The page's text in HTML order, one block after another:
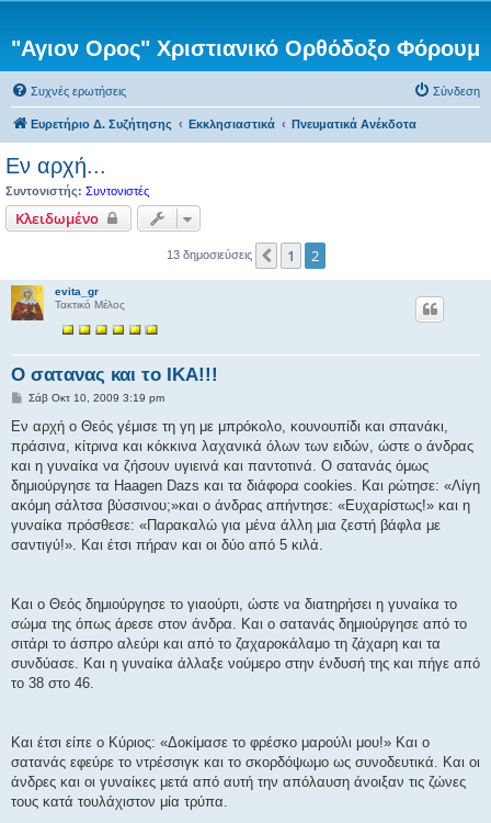
"Αγιον Ορος" Χριστιανικό Ορθόδοξο Φόρουμ
Συχνές ερωτήσεις Σύνδεση
Ευρετήριο Δ. Συζήτησης Εκκλησιαστικά Πνευματικά Ανέκδοτα
Εν αρχή...
Συντονιστής: Συντονιστές
Κλειδωμένο
13 δημοσιεύσεις Προηγούμενη
1 2
evita_gr
Τακτικό Μέλος
Ο σατανας και το ΙΚΑ!!!
Δ
μ
σ
ί
υ
σ
Σάβ Οκτ 10, 2009 3:19 pm
Εν αρχή ο Θεός γέμισε τη γη με μπρόκολο, κουνουπίδι και σπανάκι,
πράσινα, κίτρινα και κόκκινα λαχανικά όλων των ειδών, ώστε ο άνδρας
και η γυναίκα να ζήσουν υγιεινά και παντοτινά. Ο σατανάς όμως
δημιούργησε τα Haagen Dazs και τα διάφορα cookies. Και ρώτησε: «Λίγη
ακόμη σάλτσα βύσσινου;»και ο άνδρας απήντησε: «Ευχαρίστως!» και η
γυναίκα πρόσθεσε: «Παρακαλώ για μένα άλλη μια ζεστή βάφλα με
σαντιγύ!». Και έτσι πήραν και οι δύο από 5 κιλά.
Και ο Θεός δημιούργησε το γιαούρτι, ώστε να διατηρήσει η γυναίκα το
σώμα της όπως άρεσε στον άνδρα. Και ο σατανάς δημιούργησε από το
σιτάρι το άσπρο αλεύρι και από το ζαχαροκάλαμο τη ζάχαρη και τα
συνδύασε. Και η γυναίκα άλλαξε νούμερο στην ένδυσή της και πήγε από
το 38 στο 46.
Και έτσι είπε ο Κύριος: «Δοκίμασε το φρέσκο μαρούλι μου!» Και ο
σατανάς εφεύρε το ντρέσσιγκ και το σκορδόψωμο ως συνοδευτικά. Και οι
άνδρες και οι γυναίκες μετά από αυτή την απόλαυση άνοιξαν τις ζώνες
τους κατά τουλάχιστον μία τρύπα.